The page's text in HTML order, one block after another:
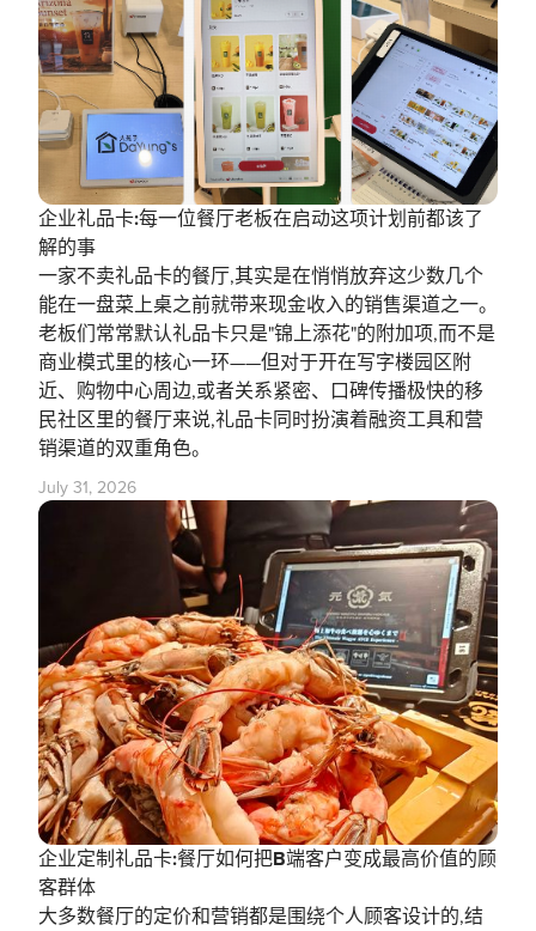
企业礼品卡:每一位餐厅老板在启动这项计划前都该了
解的事
一家不卖礼品卡的餐厅,其实是在悄悄放弃这少数几个
能在一盘菜上桌之前就带来现金收入的销售渠道之一。
老板们常常默认礼品卡只是"锦上添花"的附加项,而不是
商业模式里的核心一环——但对于开在写字楼园区附
近、购物中心周边,或者关系紧密、口碑传播极快的移
民社区里的餐厅来说,礼品卡同时扮演着融资工具和营
销渠道的双重角色。
July 31, 2026
企业定制礼品卡:餐厅如何把B端客户变成最高价值的顾
客群体
大多数餐厅的定价和营销都是围绕个人顾客设计的,结